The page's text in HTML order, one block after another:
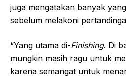
juga mengatakan banyak
sebelum melakoni
“Yang utama di-Finishing. Di
mungkin masih ragu untuk
karena semangat untuk